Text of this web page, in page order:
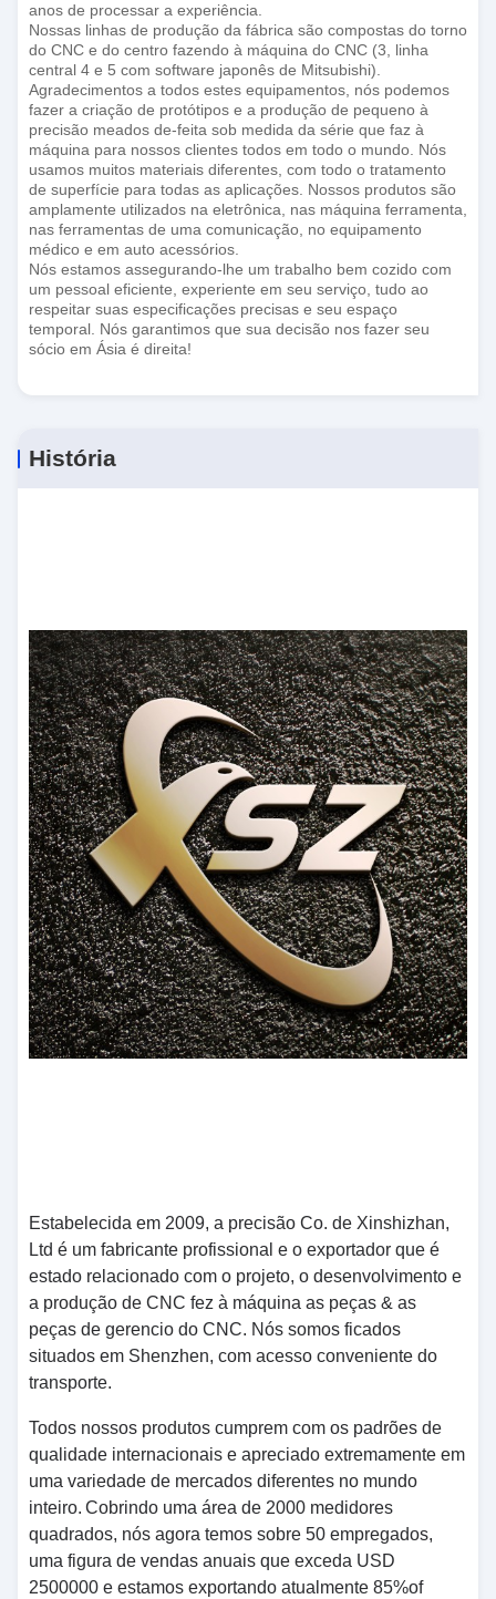
anos de processar a experiência.
Nossas linhas de produção da fábrica são compostas do torno
do CNC e do centro fazendo à máquina do CNC (3, linha
central 4 e 5 com software japonês de Mitsubishi).
Agradecimentos a todos estes equipamentos, nós podemos
fazer a criação de protótipos e a produção de pequeno à
precisão meados de-feita sob medida da série que faz à
máquina para nossos clientes todos em todo o mundo. Nós
usamos muitos materiais diferentes, com todo o tratamento
de superfície para todas as aplicações. Nossos produtos são
amplamente utilizados na eletrônica, nas máquina ferramenta,
nas ferramentas de uma comunicação, no equipamento
médico e em auto acessórios.
Nós estamos assegurando-lhe um trabalho bem cozido com
um pessoal eficiente, experiente em seu serviço, tudo ao
respeitar suas especificações precisas e seu espaço
temporal. Nós garantimos que sua decisão nos fazer seu
sócio em Ásia é direita!
História
Estabelecida em 2009, a precisão Co. de Xinshizhan,
Ltd é um fabricante profissional e o exportador que é
estado relacionado com o projeto, o desenvolvimento e
a produção de CNC fez à máquina as peças & as
peças de gerencio do CNC. Nós somos ficados
situados em Shenzhen, com acesso conveniente do
transporte.
Todos nossos produtos cumprem com os padrões de
qualidade internacionais e apreciado extremamente em
uma variedade de mercados diferentes no mundo
inteiro. Cobrindo uma área de 2000 medidores
quadrados, nós agora temos sobre 50 empregados,
uma figura de vendas anuais que exceda USD
2500000 e estamos exportando atualmente 85%of